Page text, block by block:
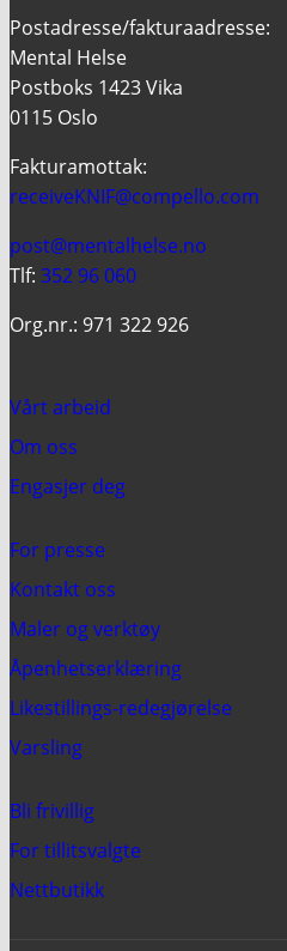
Postadresse/fakturaadresse:
Mental Helse
Postboks 1423 Vika
0115 Oslo
Fakturamottak:
receiveKNIF@compello.com
post@mentalhelse.no
Tlf: 352 96 060
Org.nr.: 971 322 926
Vårt arbeid
Om oss
Engasjer deg
For presse
Kontakt oss
Maler og verktøy
Åpenhetserklæring
Likestillings-redegjørelse
Varsling
Bli frivillig
For tillitsvalgte
Nettbutikk